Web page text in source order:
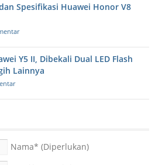
Spesifikasi Huawei Honor V8
Y5 II, Dibekali Dual LED Flash
Lainnya
Nama* (Diperlukan)